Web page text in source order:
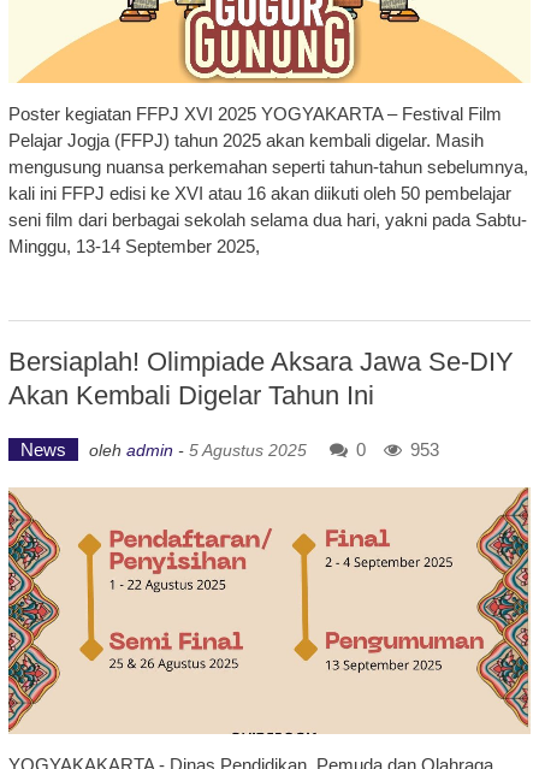
Poster kegiatan FFPJ XVI 2025 YOGYAKARTA – Festival Film
Pelajar Jogja (FFPJ) tahun 2025 akan kembali digelar. Masih
mengusung nuansa perkemahan seperti tahun-tahun sebelumnya,
kali ini FFPJ edisi ke XVI atau 16 akan diikuti oleh 50 pembelajar
seni film dari berbagai sekolah selama dua hari, yakni pada Sabtu-
Minggu, 13-14 September 2025,
Bersiaplah! Olimpiade Aksara Jawa Se-DIY
Akan Kembali Digelar Tahun Ini
News oleh admin - 5 Agustus 2025 0 953
YOGYAKAKARTA - Dinas Pendidikan, Pemuda dan Olahraga